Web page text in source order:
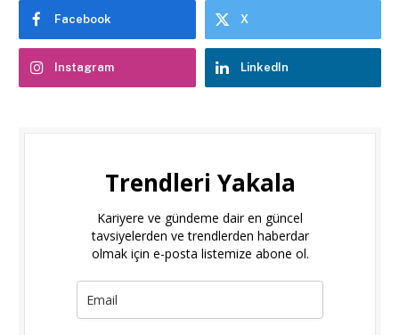
Facebook X
Instagram LinkedIn
Trendleri Yakala
Kariyere ve gündeme dair en güncel
tavsiyelerden ve trendlerden haberdar
olmak için e-posta listemize abone ol.